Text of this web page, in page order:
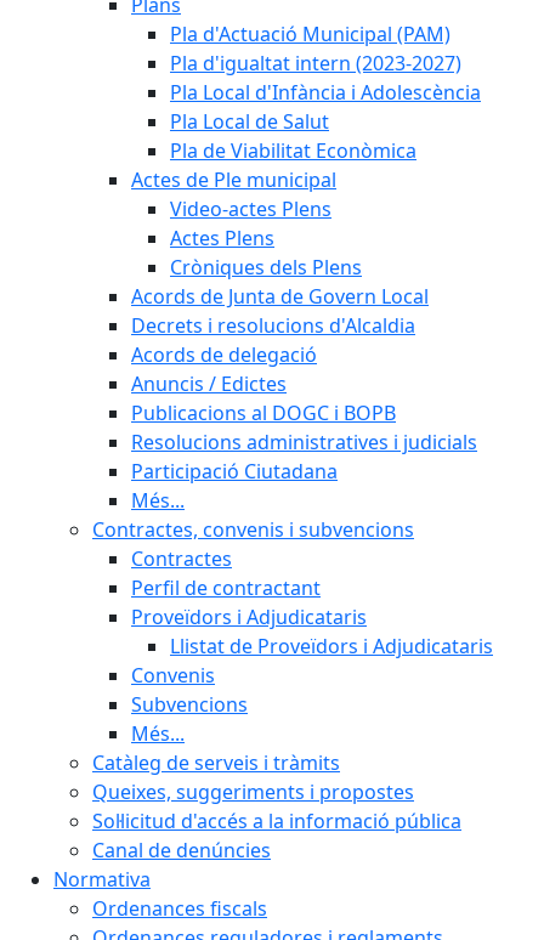
Pla d'Actuació Municipal (PAM)
Pla d'igualtat intern (2023-2027)
Pla Local d'Infància i Adolescència
Pla Local de Salut
Pla de Viabilitat Econòmica
Actes de Ple municipal
Video-actes Plens
Actes Plens
Cròniques dels Plens
Acords de Junta de Govern Local
Decrets i resolucions d'Alcaldia
Acords de delegació
Anuncis / Edictes
Publicacions al DOGC i BOPB
Resolucions administratives i judicials
Participació Ciutadana
Més...
Contractes, convenis i subvencions
Contractes
Perfil de contractant
Proveïdors i Adjudicataris
Llistat de Proveïdors i Adjudicataris
Convenis
Subvencions
Més...
Catàleg de serveis i tràmits
Queixes, suggeriments i propostes
Sol·licitud d'accés a la informació pública
Canal de denúncies
Normativa
Ordenances fiscals